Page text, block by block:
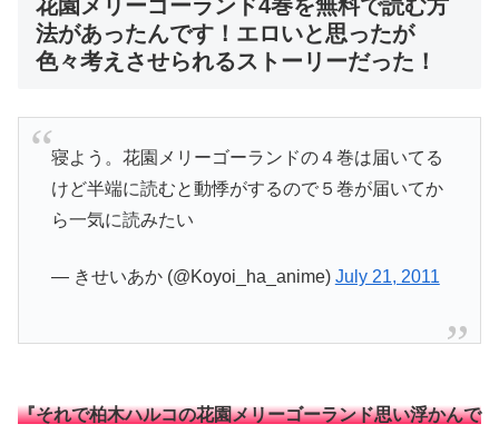
花園メリーゴーランド4巻を無料で読む方
法があったんです！エロいと思ったが
色々考えさせられるストーリーだった！
寝よう。花園メリーゴーランドの４巻は届いてる
けど半端に読むと動悸がするので５巻が届いてか
ら一気に読みたい
— きせいあか (@Koyoi_ha_anime) July 21, 2011
『それで柏木ハルコの花園メリーゴーランド思い浮かんで